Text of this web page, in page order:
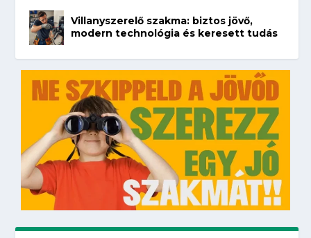
Villanyszerelő szakma: biztos jövő,
modern technológia és keresett tudás